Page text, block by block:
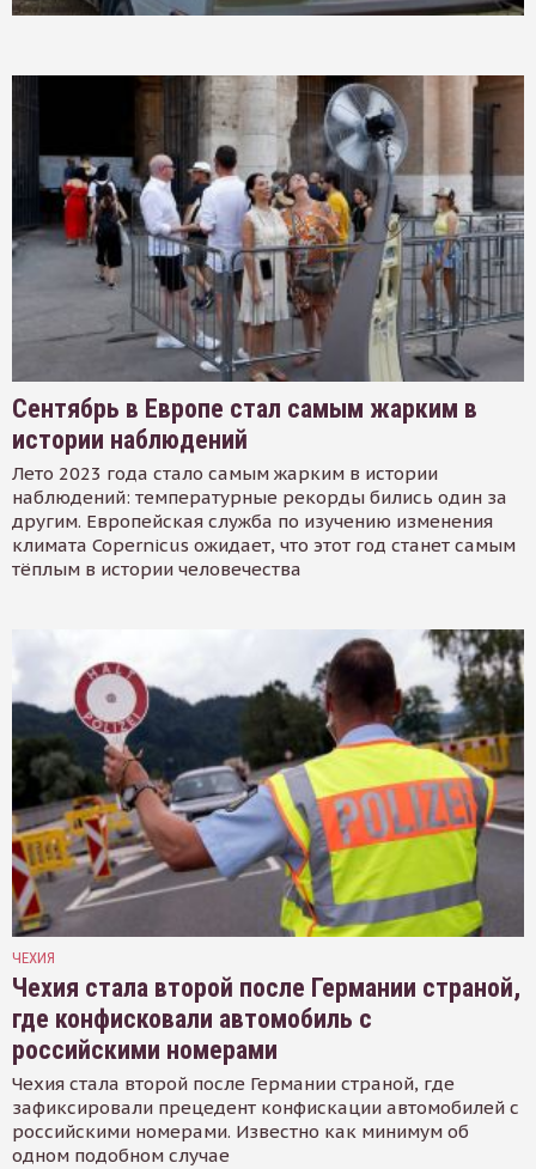
Сентябрь в Европе стал самым жарким в
истории наблюдений
Лето 2023 года стало самым жарким в истории
наблюдений: температурные рекорды бились один за
другим. Европейская служба по изучению изменения
климата Copernicus ожидает, что этот год станет самым
тёплым в истории человечества
ЧЕХИЯ
Чехия стала второй после Германии страной,
где конфисковали автомобиль с
российскими номерами
Чехия стала второй после Германии страной, где
зафиксировали прецедент конфискации автомобилей с
российскими номерами. Известно как минимум об
одном подобном случае